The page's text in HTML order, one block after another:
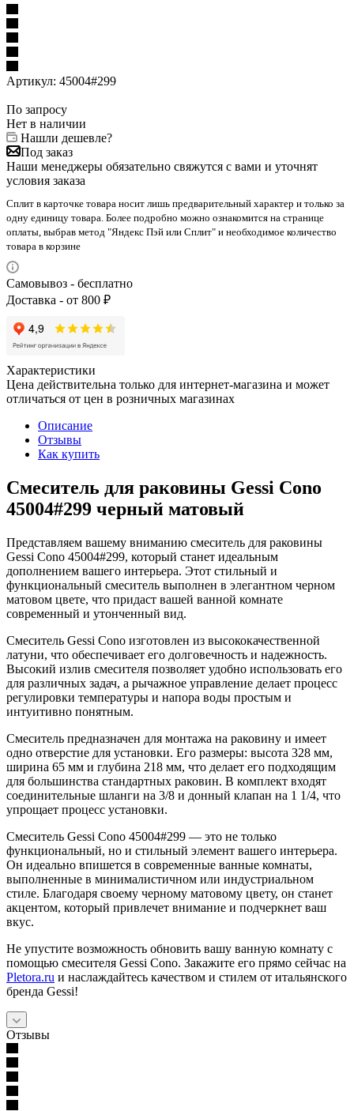
Артикул: 45004#299
По запросу
Нет в наличии
Нашли дешевле?
Под заказ
Наши менеджеры обязательно свяжутся с вами и уточнят
условия заказа
Сплит в карточке товара носит лишь предварительный характер и только за
одну единицу товара. Более подробно можно ознакомится на странице
оплаты, выбрав метод "Яндекс Пэй или Сплит" и необходимое количество
товара в корзине
Самовывоз - бесплатно
Доставка - от 800 ₽
Характеристики
Цена действительна только для интернет-магазина и может
отличаться от цен в розничных магазинах
Описание
Отзывы
Как купить
Смеситель для раковины Gessi Cono
45004#299 черный матовый
Представляем вашему вниманию смеситель для раковины
Gessi Cono 45004#299, который станет идеальным
дополнением вашего интерьера. Этот стильный и
функциональный смеситель выполнен в элегантном черном
матовом цвете, что придаст вашей ванной комнате
современный и утонченный вид.
Смеситель Gessi Cono изготовлен из высококачественной
латуни, что обеспечивает его долговечность и надежность.
Высокий излив смесителя позволяет удобно использовать его
для различных задач, а рычажное управление делает процесс
регулировки температуры и напора воды простым и
интуитивно понятным.
Смеситель предназначен для монтажа на раковину и имеет
одно отверстие для установки. Его размеры: высота 328 мм,
ширина 65 мм и глубина 218 мм, что делает его подходящим
для большинства стандартных раковин. В комплект входят
соединительные шланги на 3/8 и донный клапан на 1 1/4, что
упрощает процесс установки.
Смеситель Gessi Cono 45004#299 — это не только
функциональный, но и стильный элемент вашего интерьера.
Он идеально впишется в современные ванные комнаты,
выполненные в минималистичном или индустриальном
стиле. Благодаря своему черному матовому цвету, он станет
акцентом, который привлечет внимание и подчеркнет ваш
вкус.
Не упустите возможность обновить вашу ванную комнату с
помощью смесителя Gessi Cono. Закажите его прямо сейчас на
Pletora.ru и наслаждайтесь качеством и стилем от итальянского
бренда Gessi!
Отзывы